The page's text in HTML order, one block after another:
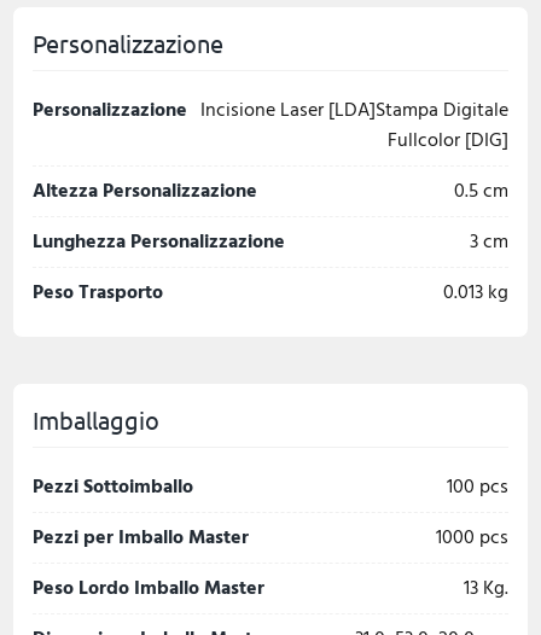
Personalizzazione
Personalizzazione Incisione Laser [LDA]Stampa Digitale
Fullcolor [DIG]
Altezza Personalizzazione
0.5 cm
Lunghezza Personalizzazione
3 cm
Peso Trasporto
0.013 kg
Imballaggio
Pezzi Sottoimballo
100 pcs
Pezzi per Imballo Master
1000 pcs
Peso Lordo Imballo Master
13 Kg.